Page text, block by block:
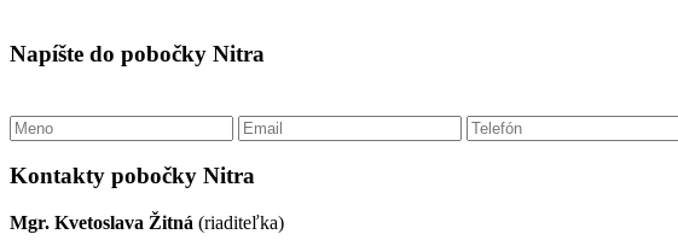
Napíšte do pobočky Nitra
Kontakty pobočky Nitra
Mgr. Kvetoslava Žitná (riaditeľka)